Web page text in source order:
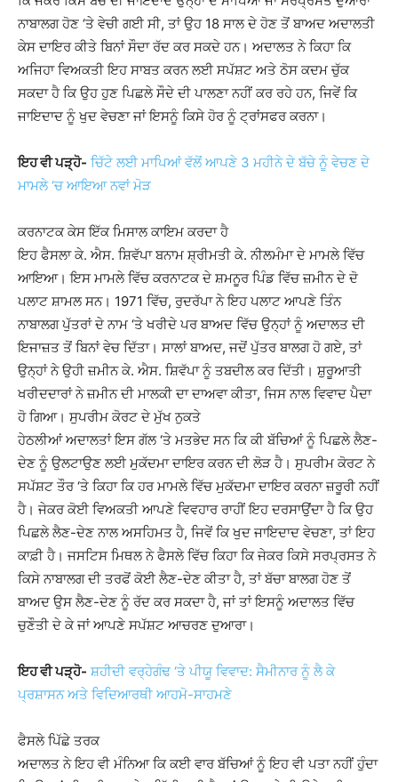
ਨਾਬਾਲਗ ਹੋਣ ‘ਤੇ ਵੇਚੀ ਗਈ ਸੀ, ਤਾਂ ਉਹ 18 ਸਾਲ ਦੇ ਹੋਣ ਤੋਂ ਬਾਅਦ ਅਦਾਲਤੀ
ਕੇਸ ਦਾਇਰ ਕੀਤੇ ਬਿਨਾਂ ਸੌਦਾ ਰੱਦ ਕਰ ਸਕਦੇ ਹਨ। ਅਦਾਲਤ ਨੇ ਕਿਹਾ ਕਿ
ਅਜਿਹਾ ਵਿਅਕਤੀ ਇਹ ਸਾਬਤ ਕਰਨ ਲਈ ਸਪੱਸ਼ਟ ਅਤੇ ਠੋਸ ਕਦਮ ਚੁੱਕ
ਸਕਦਾ ਹੈ ਕਿ ਉਹ ਹੁਣ ਪਿਛਲੇ ਸੌਦੇ ਦੀ ਪਾਲਣਾ ਨਹੀਂ ਕਰ ਰਹੇ ਹਨ, ਜਿਵੇਂ ਕਿ
ਜਾਇਦਾਦ ਨੂੰ ਖੁਦ ਵੇਚਣਾ ਜਾਂ ਇਸਨੂੰ ਕਿਸੇ ਹੋਰ ਨੂੰ ਟ੍ਰਾਂਸਫਰ ਕਰਨਾ।
ਇਹ ਵੀ ਪੜ੍ਹੋ- ਚਿੱਟੇ ਲਈ ਮਾਪਿਆਂ ਵੱਲੋਂ ਆਪਣੇ 3 ਮਹੀਨੇ ਦੇ ਬੱਚੇ ਨੂੰ ਵੇਚਣ ਦੇ
ਮਾਮਲੇ ‘ਚ ਆਇਆ ਨਵਾਂ ਮੋੜ
ਕਰਨਾਟਕ ਕੇਸ ਇੱਕ ਮਿਸਾਲ ਕਾਇਮ ਕਰਦਾ ਹੈ
ਇਹ ਫੈਸਲਾ ਕੇ. ਐਸ. ਸ਼ਿਵੱਪਾ ਬਨਾਮ ਸ਼੍ਰੀਮਤੀ ਕੇ. ਨੀਲਮੰਮਾ ਦੇ ਮਾਮਲੇ ਵਿੱਚ
ਆਇਆ। ਇਸ ਮਾਮਲੇ ਵਿੱਚ ਕਰਨਾਟਕ ਦੇ ਸ਼ਮਨੂਰ ਪਿੰਡ ਵਿੱਚ ਜ਼ਮੀਨ ਦੇ ਦੋ
ਪਲਾਟ ਸ਼ਾਮਲ ਸਨ। 1971 ਵਿੱਚ, ਰੁਦਰੱਪਾ ਨੇ ਇਹ ਪਲਾਟ ਆਪਣੇ ਤਿੰਨ
ਨਾਬਾਲਗ ਪੁੱਤਰਾਂ ਦੇ ਨਾਮ ‘ਤੇ ਖਰੀਦੇ ਪਰ ਬਾਅਦ ਵਿੱਚ ਉਨ੍ਹਾਂ ਨੂੰ ਅਦਾਲਤ ਦੀ
ਇਜਾਜ਼ਤ ਤੋਂ ਬਿਨਾਂ ਵੇਚ ਦਿੱਤਾ। ਸਾਲਾਂ ਬਾਅਦ, ਜਦੋਂ ਪੁੱਤਰ ਬਾਲਗ ਹੋ ਗਏ, ਤਾਂ
ਉਨ੍ਹਾਂ ਨੇ ਉਹੀ ਜ਼ਮੀਨ ਕੇ. ਐਸ. ਸ਼ਿਵੱਪਾ ਨੂੰ ਤਬਦੀਲ ਕਰ ਦਿੱਤੀ। ਸ਼ੁਰੂਆਤੀ
ਖਰੀਦਦਾਰਾਂ ਨੇ ਜ਼ਮੀਨ ਦੀ ਮਾਲਕੀ ਦਾ ਦਾਅਵਾ ਕੀਤਾ, ਜਿਸ ਨਾਲ ਵਿਵਾਦ ਪੈਦਾ
ਹੋ ਗਿਆ। ਸੁਪਰੀਮ ਕੋਰਟ ਦੇ ਮੁੱਖ ਨੁਕਤੇ
ਹੇਠਲੀਆਂ ਅਦਾਲਤਾਂ ਇਸ ਗੱਲ ‘ਤੇ ਮਤਭੇਦ ਸਨ ਕਿ ਕੀ ਬੱਚਿਆਂ ਨੂੰ ਪਿਛਲੇ ਲੈਣ-
ਦੇਣ ਨੂੰ ਉਲਟਾਉਣ ਲਈ ਮੁਕੱਦਮਾ ਦਾਇਰ ਕਰਨ ਦੀ ਲੋੜ ਹੈ। ਸੁਪਰੀਮ ਕੋਰਟ ਨੇ
ਸਪੱਸ਼ਟ ਤੌਰ ‘ਤੇ ਕਿਹਾ ਕਿ ਹਰ ਮਾਮਲੇ ਵਿੱਚ ਮੁਕੱਦਮਾ ਦਾਇਰ ਕਰਨਾ ਜ਼ਰੂਰੀ ਨਹੀਂ
ਹੈ। ਜੇਕਰ ਕੋਈ ਵਿਅਕਤੀ ਆਪਣੇ ਵਿਵਹਾਰ ਰਾਹੀਂ ਇਹ ਦਰਸਾਉਂਦਾ ਹੈ ਕਿ ਉਹ
ਪਿਛਲੇ ਲੈਣ-ਦੇਣ ਨਾਲ ਅਸਹਿਮਤ ਹੈ, ਜਿਵੇਂ ਕਿ ਖੁਦ ਜਾਇਦਾਦ ਵੇਚਣਾ, ਤਾਂ ਇਹ
ਕਾਫ਼ੀ ਹੈ। ਜਸਟਿਸ ਮਿਥਲ ਨੇ ਫੈਸਲੇ ਵਿੱਚ ਕਿਹਾ ਕਿ ਜੇਕਰ ਕਿਸੇ ਸਰਪ੍ਰਸਤ ਨੇ
ਕਿਸੇ ਨਾਬਾਲਗ ਦੀ ਤਰਫੋਂ ਕੋਈ ਲੈਣ-ਦੇਣ ਕੀਤਾ ਹੈ, ਤਾਂ ਬੱਚਾ ਬਾਲਗ ਹੋਣ ਤੋਂ
ਬਾਅਦ ਉਸ ਲੈਣ-ਦੇਣ ਨੂੰ ਰੱਦ ਕਰ ਸਕਦਾ ਹੈ, ਜਾਂ ਤਾਂ ਇਸਨੂੰ ਅਦਾਲਤ ਵਿੱਚ
ਚੁਣੌਤੀ ਦੇ ਕੇ ਜਾਂ ਆਪਣੇ ਸਪੱਸ਼ਟ ਆਚਰਣ ਦੁਆਰਾ।
ਇਹ ਵੀ ਪੜ੍ਹੋ- ਸ਼ਹੀਦੀ ਵਰ੍ਹੇਗੰਢ ‘ਤੇ ਪੀਯੂ ਵਿਵਾਦ: ਸੈਮੀਨਾਰ ਨੂੰ ਲੈ ਕੇ
ਪ੍ਰਸ਼ਾਸਨ ਅਤੇ ਵਿਦਿਆਰਥੀ ਆਹਮੋ-ਸਾਹਮਣੇ
ਫੈਸਲੇ ਪਿੱਛੇ ਤਰਕ
ਅਦਾਲਤ ਨੇ ਇਹ ਵੀ ਮੰਨਿਆ ਕਿ ਕਈ ਵਾਰ ਬੱਚਿਆਂ ਨੂੰ ਇਹ ਵੀ ਪਤਾ ਨਹੀਂ ਹੁੰਦਾ